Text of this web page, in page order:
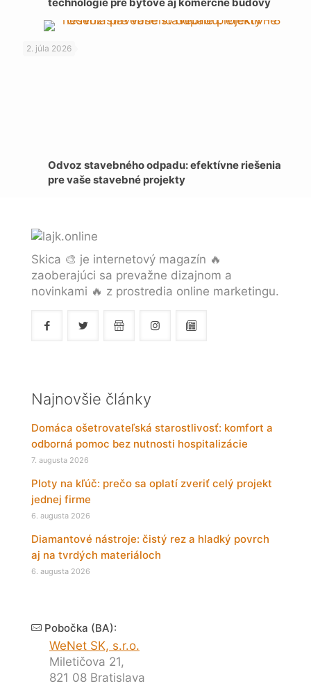
2. júla 2026
Odvoz stavebného odpadu: efektívne riešenia
pre vaše stavebné projekty
Skica 🎨 je internetový magazín 🔥
zaoberajúci sa prevažne dizajnom a
novinkami 🔥 z prostredia online marketingu.
Najnovšie články
Domáca ošetrovateľská starostlivosť: komfort a
odborná pomoc bez nutnosti hospitalizácie
7. augusta 2026
Ploty na kľúč: prečo sa oplatí zveriť celý projekt
jednej firme
6. augusta 2026
Diamantové nástroje: čistý rez a hladký povrch
aj na tvrdých materiáloch
6. augusta 2026
Pobočka (BA):
WeNet SK, s.r.o.
Miletičova 21,
821 08 Bratislava